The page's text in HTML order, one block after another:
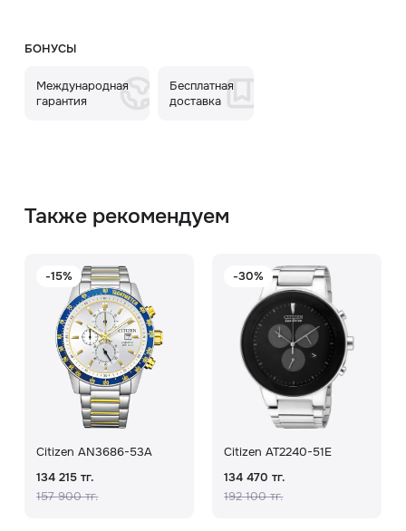
БОНУСЫ
Международная
гарантия
Бесплатная
доставка
Также рекомендуем
-15%
Citizen AN3686-53A
134 215 тг.
157 900 тг.
-30%
Citizen AT2240-51E
134 470 тг.
192 100 тг.